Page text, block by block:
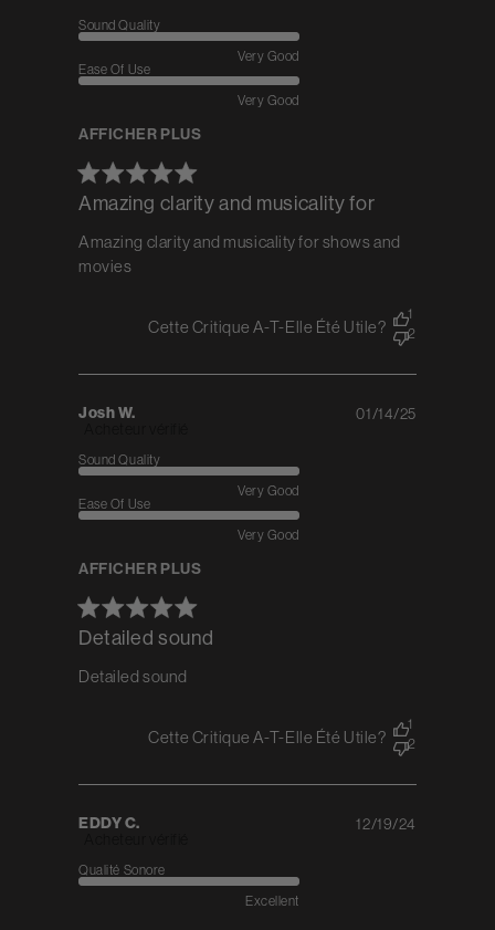
Amazing clarity and musicality for
Amazing clarity and musicality for shows and
movies
Sound Quality
Very Good
Ease Of Use
Very Good
AFFICHER PLUS
Cette Critique A-T-Elle Été Utile?
1
2
Josh W.
Detailed sound
Detailed sound
Sound Quality
Very Good
Ease Of Use
Very Good
AFFICHER PLUS
Published
01/14/25
Cette Critique A-T-Elle Été Utile?
1
2
EDDY C.
Qualité Sonore
Excellent
12/19/24